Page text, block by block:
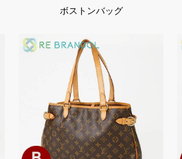
ボストンバッグ